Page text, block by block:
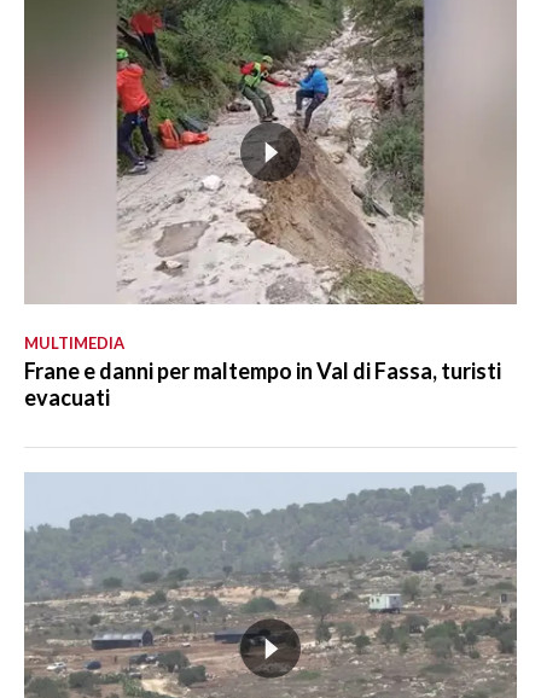
MULTIMEDIA
Frane e danni per maltempo in Val di Fassa, turisti
evacuati